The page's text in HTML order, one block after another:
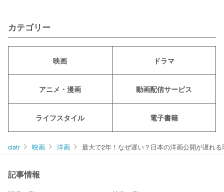
カテゴリー
映画 ドラマ
アニメ・漫画 動画配信サービス
ライフスタイル 電子書籍
ciatr 映画 洋画 最大で2年！なぜ遅い？日本の洋画公開が遅れる
記事情報